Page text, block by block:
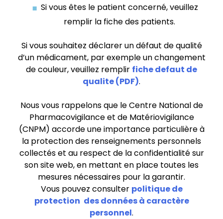
Si vous êtes le patient concerné, veuillez
remplir la fiche des patients.
Si vous souhaitez déclarer un défaut de qualité
d’un médicament, par exemple un changement
de couleur, veuillez remplir fiche defaut de
qualite (PDF).
Nous vous rappelons que le Centre National de
Pharmacovigilance et de Matériovigilance
(CNPM) accorde une importance particulière à
la protection des renseignements personnels
collectés et au respect de la confidentialité sur
son site web, en mettant en place toutes les
mesures nécessaires pour la garantir.
Vous pouvez consulter politique de
protection des données à caractère
personnel.